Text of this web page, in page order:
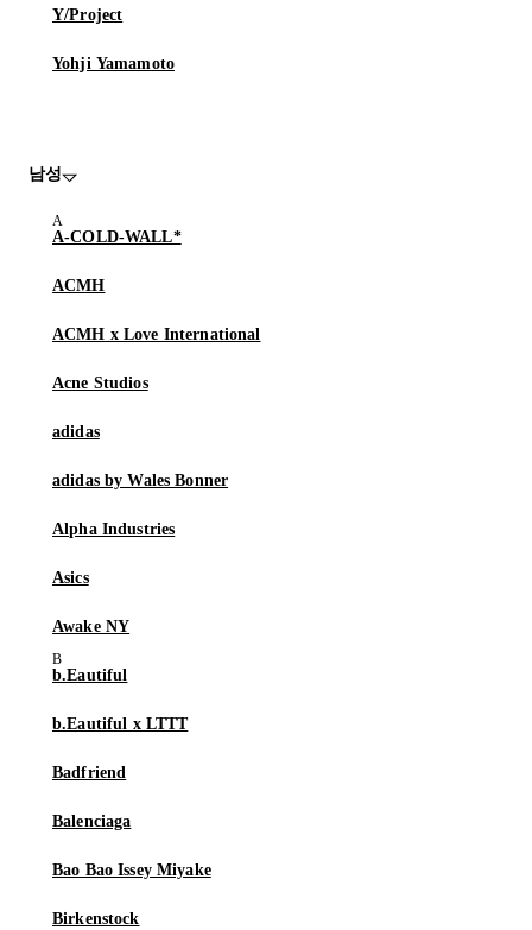
Y/Project
Yohji Yamamoto
남성
A-COLD-WALL*
ACMH
ACMH x Love International
Acne Studios
adidas
adidas by Wales Bonner
Alpha Industries
Asics
Awake NY
b.Eautiful
b.Eautiful x LTTT
Badfriend
Balenciaga
Bao Bao Issey Miyake
Birkenstock